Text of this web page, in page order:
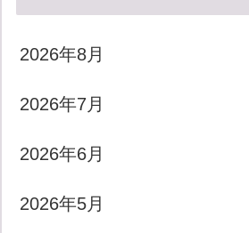
2026年8月
2026年7月
2026年6月
2026年5月